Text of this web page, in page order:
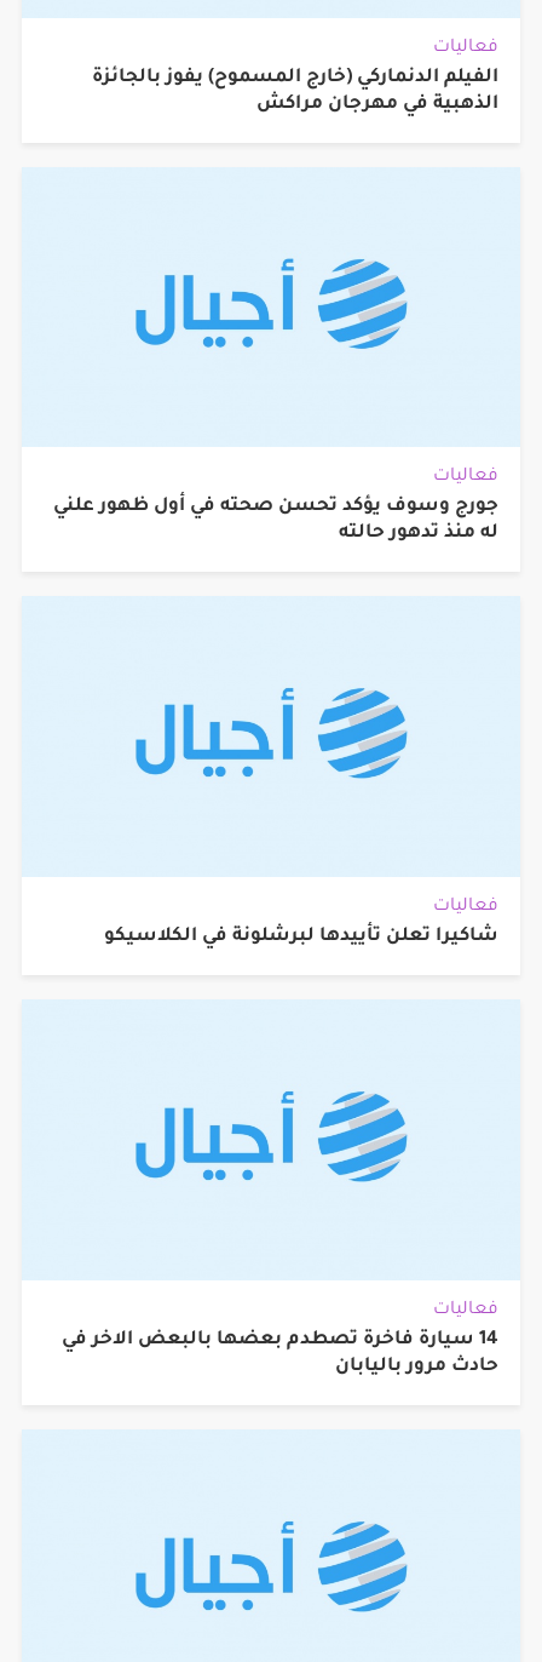
فعاليات
الفيلم الدنماركي (خارج المسموح) يفوز بالجائزة
الذهبية في مهرجان مراكش
فعاليات
جورج وسوف يؤكد تحسن صحته في أول ظهور علني
له منذ تدهور حالته
فعاليات
شاكيرا تعلن تأييدها لبرشلونة في الكلاسيكو
فعاليات
14 سيارة فاخرة تصطدم بعضها بالبعض الاخر في
حادث مرور باليابان